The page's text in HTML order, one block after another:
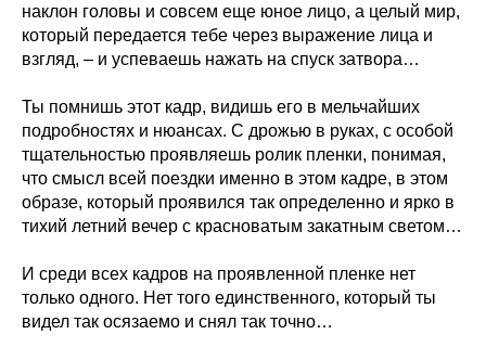
наклон головы и совсем еще юное лицо, а целый мир,
который передается тебе через выражение лица и
взгляд, – и успеваешь нажать на спуск затвора…
Ты помнишь этот кадр, видишь его в мельчайших
подробностях и нюансах. С дрожью в руках, с особой
тщательностью проявляешь ролик пленки, понимая,
что смысл всей поездки именно в этом кадре, в этом
образе, который проявился так определенно и ярко в
тихий летний вечер с красноватым закатным светом…
И среди всех кадров на проявленной пленке нет
только одного. Нет того единственного, который ты
видел так осязаемо и снял так точно…